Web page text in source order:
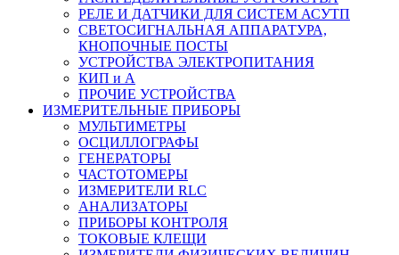
РЕЛЕ И ДАТЧИКИ ДЛЯ СИСТЕМ АСУТП
СВЕТОСИГНАЛЬНАЯ АППАРАТУРА,
КНОПОЧНЫЕ ПОСТЫ
УСТРОЙСТВА ЭЛЕКТРОПИТАНИЯ
КИП и А
ПРОЧИЕ УСТРОЙСТВА
ИЗМЕРИТЕЛЬНЫЕ ПРИБОРЫ
МУЛЬТИМЕТРЫ
ОСЦИЛЛОГРАФЫ
ГЕНЕРАТОРЫ
ЧАСТОТОМЕРЫ
ИЗМЕРИТЕЛИ RLC
АНАЛИЗАТОРЫ
ПРИБОРЫ КОНТРОЛЯ
ТОКОВЫЕ КЛЕЩИ